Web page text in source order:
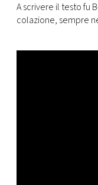
A scrivere il testo fu
colazione, sempre